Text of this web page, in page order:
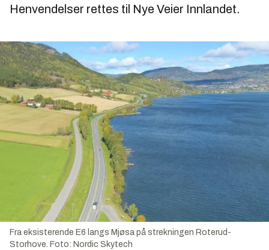
Henvendelser rettes til Nye Veier Innlandet.
Fra eksisterende E6 langs Mjøsa på strekningen Roterud-
Storhove. Foto: Nordic Skytech